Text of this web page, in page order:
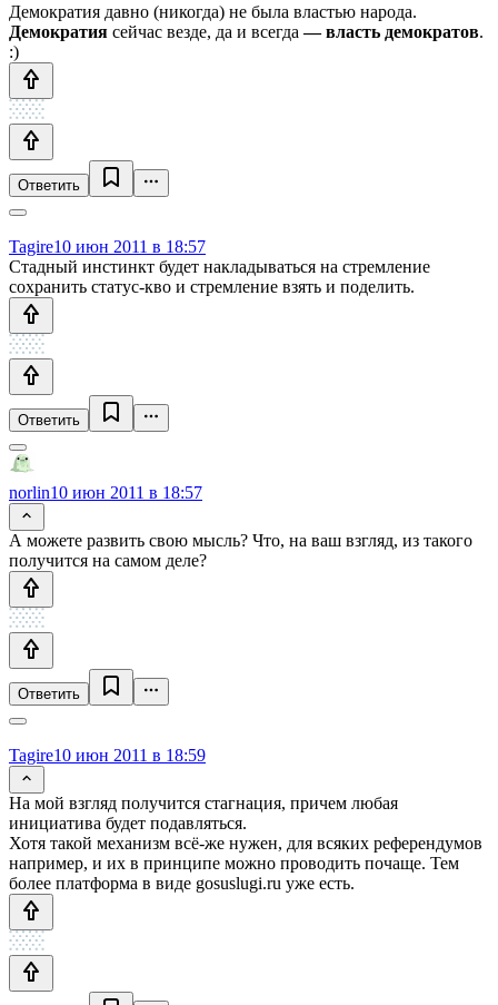
Демократия давно (никогда) не была властью народа.
Демократия сейчас везде, да и всегда — власть демократов.
:)
Ответить
Tagire10 июн 2011 в 18:57
Стадный инстинкт будет накладываться на стремление
сохранить статус-кво и стремление взять и поделить.
Ответить
norlin10 июн 2011 в 18:57
А можете развить свою мысль? Что, на ваш взгляд, из такого
получится на самом деле?
Ответить
Tagire10 июн 2011 в 18:59
На мой взгляд получится стагнация, причем любая
инициатива будет подавляться.
Хотя такой механизм всё-же нужен, для всяких референдумов
например, и их в принципе можно проводить почаще. Тем
более платформа в виде gosuslugi.ru уже есть.